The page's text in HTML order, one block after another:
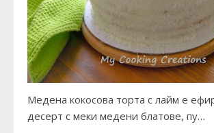
Медена кокосова торта с лайм е
десерт с меки медени блатове, пу…